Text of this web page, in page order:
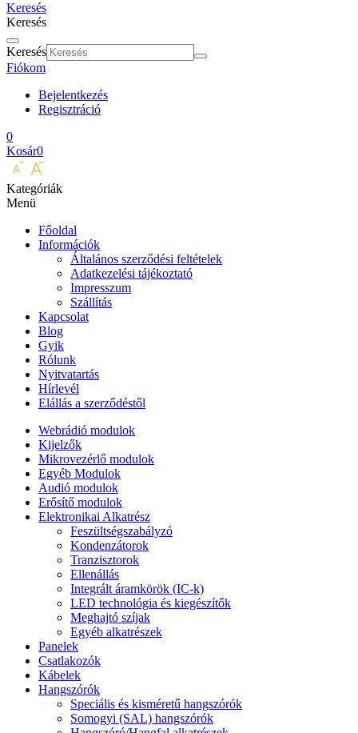
Keresés
Keresés
Keresés
Fiókom
Bejelentkezés
Regisztráció
0
Kosár0
Kategóriák
Menü
Főoldal
Információk
Általános szerződési feltételek
Adatkezelési tájékoztató
Impresszum
Szállítás
Kapcsolat
Blog
Gyik
Rólunk
Nyitvatartás
Hírlevél
Elállás a szerződéstől
Webrádió modulok
Kijelzők
Mikrovezérlő modulok
Egyéb Modulok
Audió modulok
Erősítő modulok
Elektronikai Alkatrész
Feszültségszabályzó
Kondenzátorok
Tranzisztorok
Ellenállás
Integrált áramkörök (IC-k)
LED technológia és kiegészítők
Meghajtó szíjak
Egyéb alkatrészek
Panelek
Csatlakozók
Kábelek
Hangszórók
Speciális és kisméretű hangszórók
Somogyi (SAL) hangszórók